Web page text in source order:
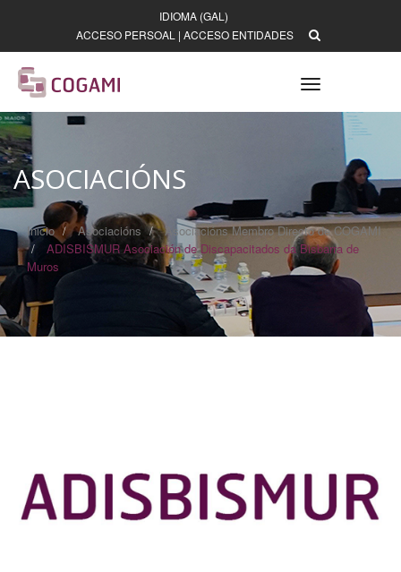
IDIOMA (GAL)
ACCESO PERSOAL | ACCESO ENTIDADES
Toggle
navigation
ASOCIACIÓNS
Inicio Asociacións
Asociacións Membro Directo de COGAMI
ADISBISMUR Asociación de Discapacitados da Bisbarra de
Muros